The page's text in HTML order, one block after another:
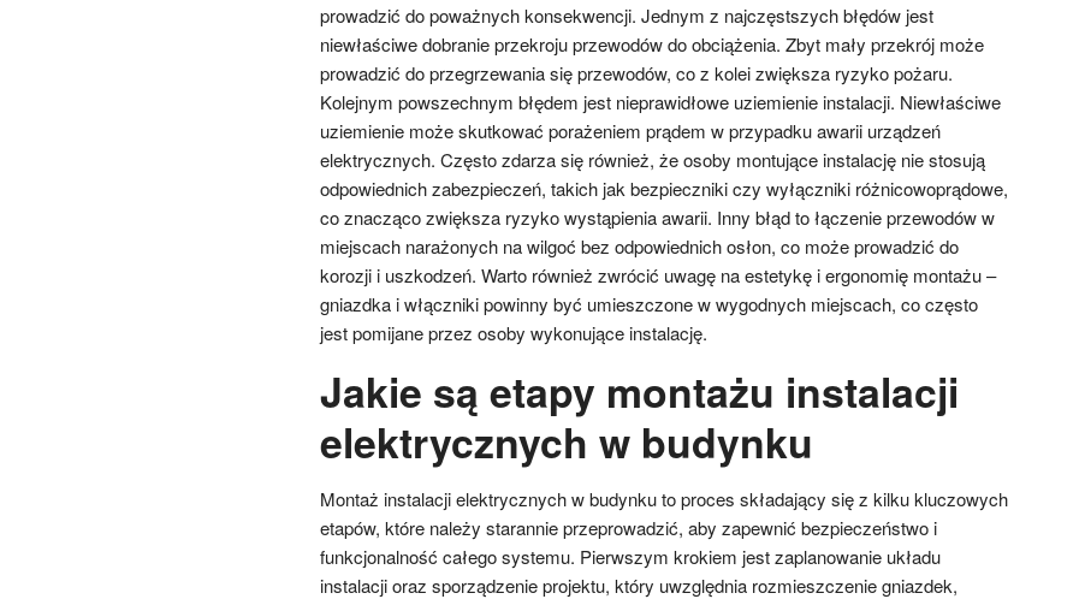
prowadzić do poważnych konsekwencji. Jednym z najczęstszych błędów jest
niewłaściwe dobranie przekroju przewodów do obciążenia. Zbyt mały przekrój może
prowadzić do przegrzewania się przewodów, co z kolei zwiększa ryzyko pożaru.
Kolejnym powszechnym błędem jest nieprawidłowe uziemienie instalacji. Niewłaściwe
uziemienie może skutkować porażeniem prądem w przypadku awarii urządzeń
elektrycznych. Często zdarza się również, że osoby montujące instalację nie stosują
odpowiednich zabezpieczeń, takich jak bezpieczniki czy wyłączniki różnicowoprądowe,
co znacząco zwiększa ryzyko wystąpienia awarii. Inny błąd to łączenie przewodów w
miejscach narażonych na wilgoć bez odpowiednich osłon, co może prowadzić do
korozji i uszkodzeń. Warto również zwrócić uwagę na estetykę i ergonomię montażu –
gniazdka i włączniki powinny być umieszczone w wygodnych miejscach, co często
jest pomijane przez osoby wykonujące instalację.
Jakie są etapy montażu instalacji
elektrycznych w budynku
Montaż instalacji elektrycznych w budynku to proces składający się z kilku kluczowych
etapów, które należy starannie przeprowadzić, aby zapewnić bezpieczeństwo i
funkcjonalność całego systemu. Pierwszym krokiem jest zaplanowanie układu
instalacji oraz sporządzenie projektu, który uwzględnia rozmieszczenie gniazdek,